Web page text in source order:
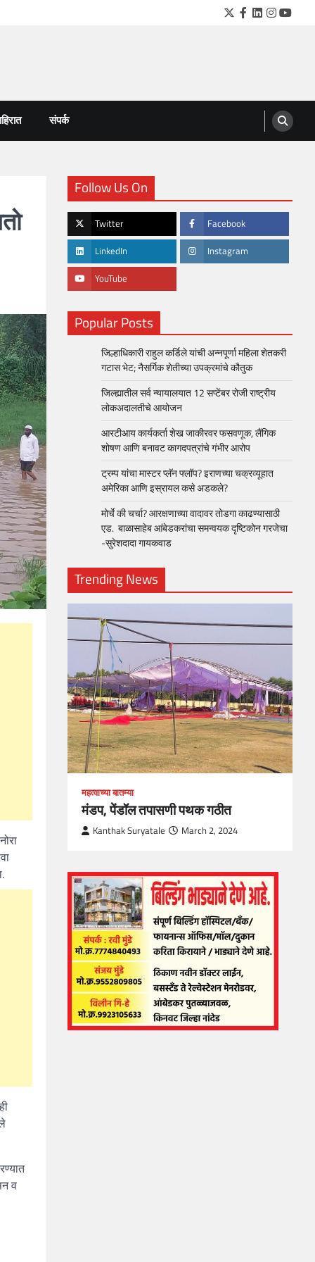
Twitter
Facebook
LinkedIn
संपर्क
व
Follow Us On
Twitter Facebook
LinkedIn Instagram
YouTube
Popular Posts
जिल्हाधिकारी राहुल कर्डिले यांची अन्नपूर्णा महिला शेतकरी
गटास भेट; नैसर्गिक शेतीच्या उपक्रमांचे कौतुक
जिल्ह्यातील सर्व न्यायालयात 12 सप्टेंबर रोजी राष्ट्रीय
लोकअदालतीचे आयोजन
आरटीआय कार्यकर्ता शेख जाकीरवर फसवणूक, लैंगिक
शोषण आणि बनावट कागदपत्रांचे गंभीर आरोप
ट्रम्प यांचा मास्टर प्लॅन फ्लॉप? इराणच्या चक्रव्यूहात
अमेरिका आणि इस्रायल कसे अडकले?
मोर्चे की चर्चा? आरक्षणाच्या वादावर तोडगा काढण्यासाठी
एड. बाळासाहेब आंबेडकरांचा समन्वयक दृष्टिकोन गरजेचा
-सुरेशदादा गायकवाड
Trending News
महत्वाच्या बातम्या
मंडप, पेंडॉल तपासणी पथक गठीत
Kanthak Suryatale March 2, 2024